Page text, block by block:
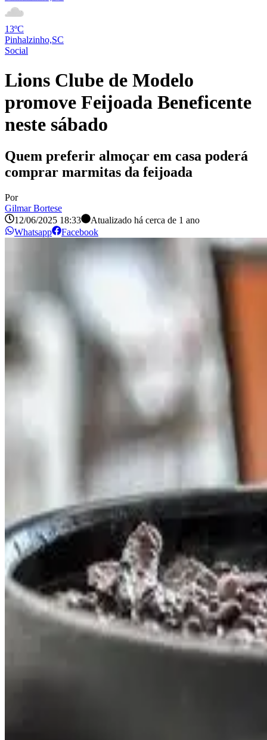
13ºC
Pinhalzinho,SC
Social
Lions Clube de Modelo
promove Feijoada Beneficente
neste sábado
Quem preferir almoçar em casa poderá
comprar marmitas da feijoada
Por
Gilmar Bortese
12/06/2025 18:33
Atualizado há cerca de 1 ano
Whatsapp
Facebook